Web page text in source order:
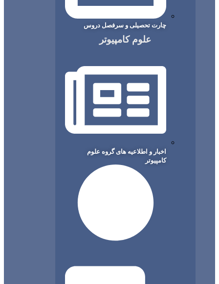
چارت تحصیلی و سرفصل دروس
علوم کامپیوتر
اخبار و اطلاعیه های گروه علوم